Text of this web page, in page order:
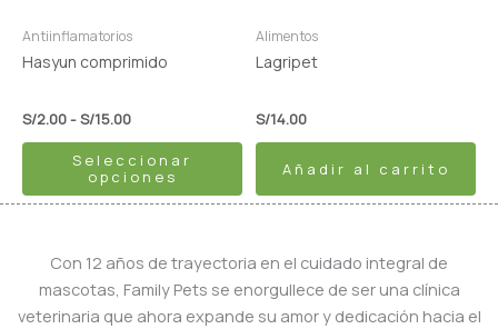
Antiinflamatorios
Hasyun comprimido
S/2.00-S/15.00
Seleccionar
opciones
pueden
elegir
la
producto
Alimentos
Lagripet
S/14.00
Añadir al carrito
Con 12 años de trayectoria en el cuidado integral de
mascotas, Family Pets se enorgullece de ser una clínica
veterinaria que ahora expande su amor y dedicación hacia el